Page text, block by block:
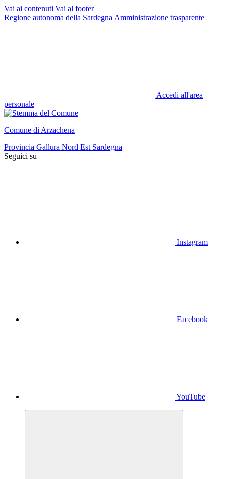
Vai ai contenuti Vai al footer
Regione autonoma della Sardegna Amministrazione trasparente
Accedi all'area
personale
Comune di Arzachena
Provincia Gallura Nord Est Sardegna
Seguici su
Instagram
Facebook
YouTube